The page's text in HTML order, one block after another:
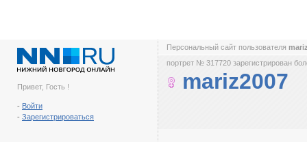
Привет, Гость !
- Войти
- Зарегистрироваться
Персональный сайт пользователя
портрет № 317720 зарегистрирован
mariz2007